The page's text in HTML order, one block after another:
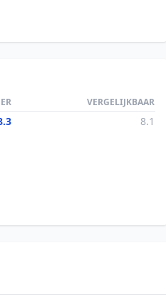
VERGELIJKBAAR
8.1